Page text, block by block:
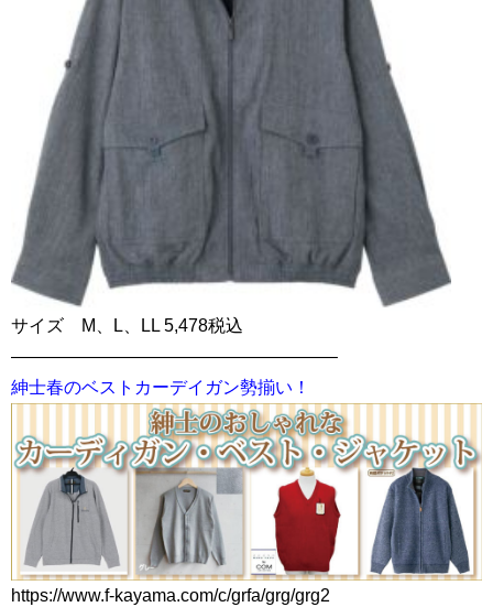
サイズ M、L、LL 5,478税込
——————————————————–
紳士春のベストカーデイガン勢揃い！
https://www.f-kayama.com/c/grfa/grg/grg2